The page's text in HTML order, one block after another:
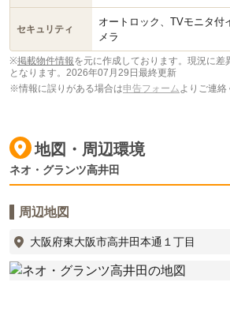
セキュリティ
オートロック、TVモニタ付
メラ
※掲載物件情報を元に作成しております。現況に差
となります。 2026年07月29日最終更新
※情報に誤りがある場合は申告フォーム よりご連絡
地図・周辺環境
ネオ・グランツ高井田
周辺地図
大阪府東大阪市高井田本通１丁目